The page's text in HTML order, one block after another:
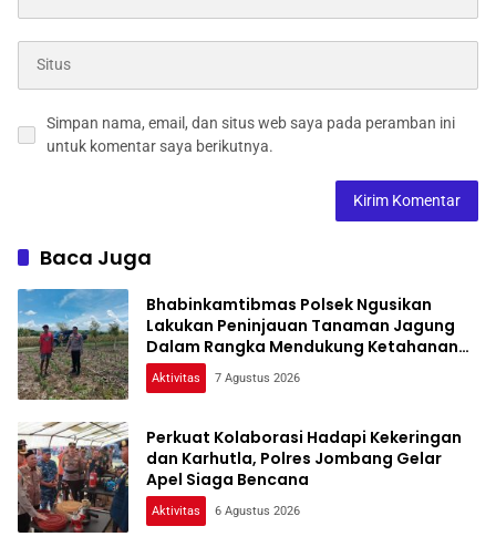
Simpan nama, email, dan situs web saya pada peramban ini
untuk komentar saya berikutnya.
Baca Juga
Bhabinkamtibmas Polsek Ngusikan
Lakukan Peninjauan Tanaman Jagung
Dalam Rangka Mendukung Ketahanan
Pangan
Aktivitas 7 Agustus 2026
Perkuat Kolaborasi Hadapi Kekeringan
dan Karhutla, Polres Jombang Gelar
Apel Siaga Bencana
Aktivitas 6 Agustus 2026